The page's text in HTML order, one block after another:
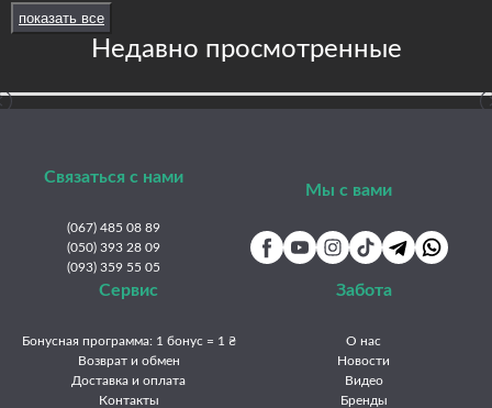
Принты Frontalka — Halloween
Samsung Galaxy A90
Samsung Galaxy Z Fold6 Samsung Galaxy A80
Samsung Galaxy A72 4G / A72 5G
Samsung Galaxy A70 (A705F)
Samsung Galaxy Z Flip7
Samsung Galaxy Z Flip5 Samsung Galaxy A57 5G
Samsung Galaxy A56 5G
Samsung Galaxy F56 Samsung Galaxy A55
показать все
Недавно просмотренные
Связаться с нами
(067) 485 08 89
(050) 393 28 09
(093) 359 55 05
Мы с вами
Сервис
Бонусная программа: 1 бонус = 1 ₴
Возврат и обмен
Доставка и оплата
Контакты
Забота
О нас
Новости
Видео
Бренды